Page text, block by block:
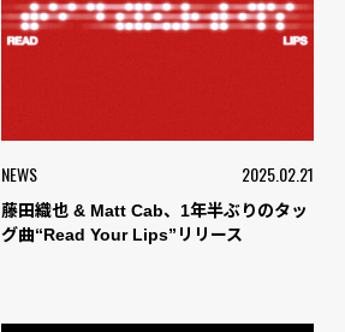
NEWS 2025.02.21
藤田織也 & Matt Cab、1年半ぶりのタッ
グ曲“Read Your Lips”リリース